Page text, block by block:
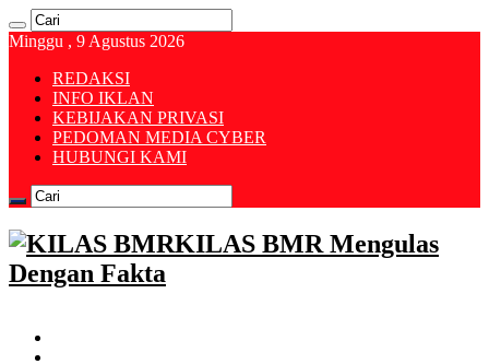
Minggu , 9 Agustus 2026
REDAKSI
INFO IKLAN
KEBIJAKAN PRIVASI
PEDOMAN MEDIA CYBER
HUBUNGI KAMI
KILAS BMR Mengulas
Dengan Fakta